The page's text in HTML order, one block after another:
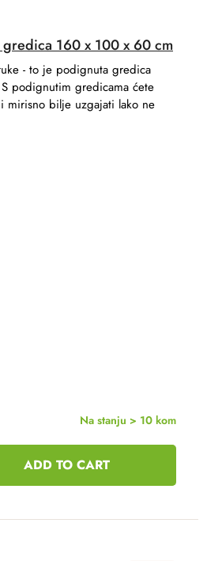
160 x 100 x 60 cm
Na stanju > 10 kom
ADD TO CART
- to je podignuta gredica
podignutim gredicama ćete
mirisno bilje uzgajati lako ne